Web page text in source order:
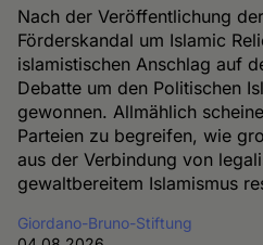
Nach der Veröffentlichung
Förderskandal um Islamic
islamistischen Anschlag auf
Debatte um den Politischen
gewonnen. Allmählich
Parteien zu begreifen, wie
aus der Verbindung von
gewaltbereitem Islamismus
Giordano-Bruno-Stiftung